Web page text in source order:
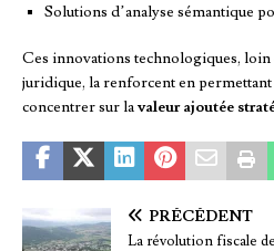
Solutions d’analyse sémantique
Ces innovations technologiques,
juridique, la renforcent en
concentrer sur lavaleur ajoutée
PRÉCÉDENT
La révolution fiscale